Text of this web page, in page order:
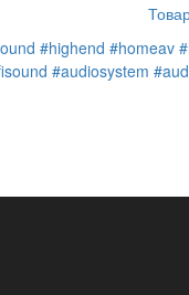
#highend #homeav
#audiosystem